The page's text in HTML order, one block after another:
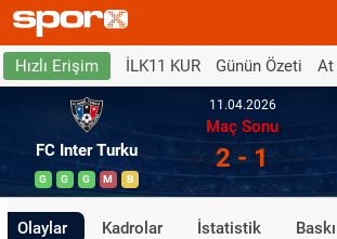
Hızlı Erişim İLK11 KUR Günün Özeti At
FC Inter Turku
G G G M B
11.04.2026
Maç Sonu
2 - 1
Olaylar Kadrolar İstatistik